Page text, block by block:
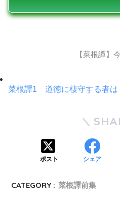
【菜根譚】
菜根譚1 道徳に棲守する者は
ポスト シェア
CATEGORY : 菜根譚前集